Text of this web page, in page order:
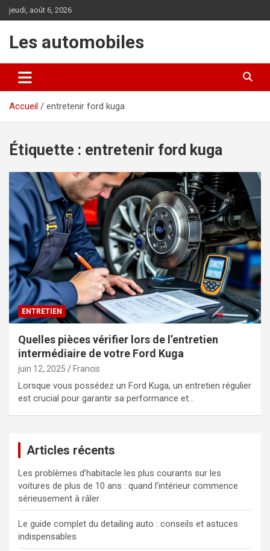
Aller
au
jeudi, août 6, 2026
Les automobiles
Accueil entretenir ford kuga
Étiquette : entretenir ford kuga
ENTRETIEN
Quelles pièces vérifier lors de l’entretien
intermédiaire de votre Ford Kuga
juin 12, 2025 Francis
Lorsque vous possédez un Ford Kuga, un entretien régulier
est crucial pour garantir sa performance et…
Articles récents
Les problèmes d’habitacle les plus courants sur les
voitures de plus de 10 ans : quand l’intérieur commence
sérieusement à râler
Le guide complet du detailing auto : conseils et astuces
indispensables